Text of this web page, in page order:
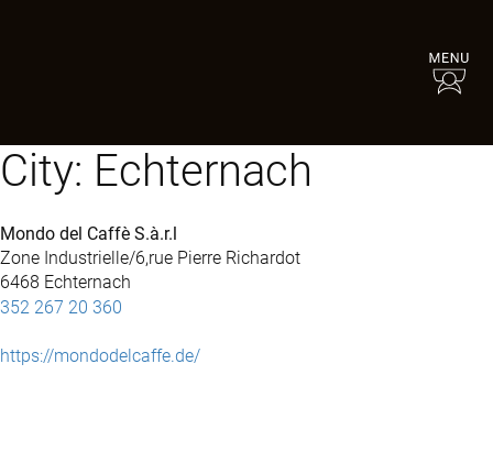
City: Echternach
Mondo del Caffè S.à.r.l
Zone Industrielle/6,rue Pierre Richardot
6468 Echternach
352 267 20 360
https://mondodelcaffe.de/